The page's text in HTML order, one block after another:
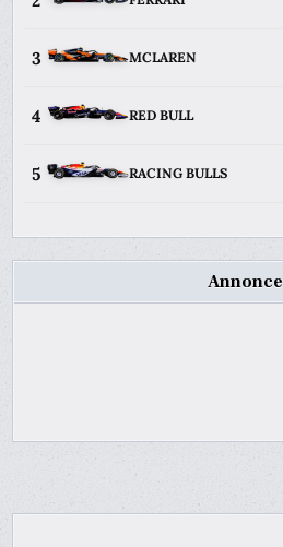
3 MCLAREN
4 RED BULL
5 RACING BULLS
Annonce